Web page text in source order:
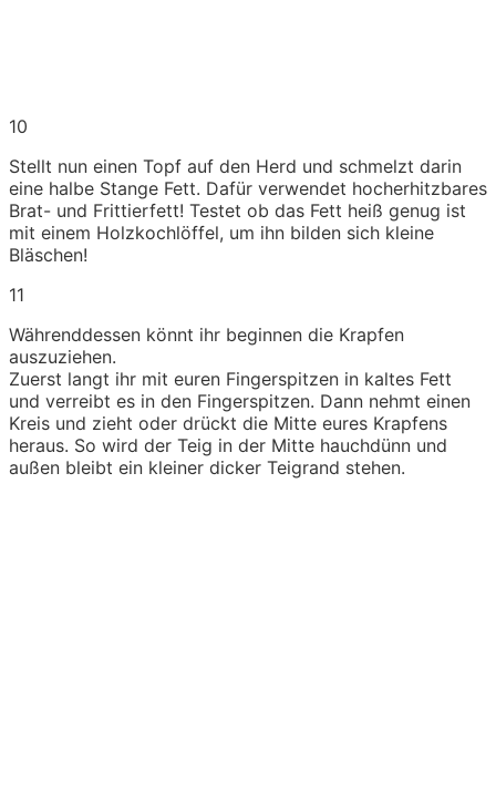
10
Stellt nun einen Topf auf den Herd und schmelzt darin
eine halbe Stange Fett. Dafür verwendet hocherhitzbares
Brat- und Frittierfett! Testet ob das Fett heiß genug ist
mit einem Holzkochlöffel, um ihn bilden sich kleine
Bläschen!
11
Währenddessen könnt ihr beginnen die Krapfen
auszuziehen.
Zuerst langt ihr mit euren Fingerspitzen in kaltes Fett
und verreibt es in den Fingerspitzen. Dann nehmt einen
Kreis und zieht oder drückt die Mitte eures Krapfens
heraus. So wird der Teig in der Mitte hauchdünn und
außen bleibt ein kleiner dicker Teigrand stehen.